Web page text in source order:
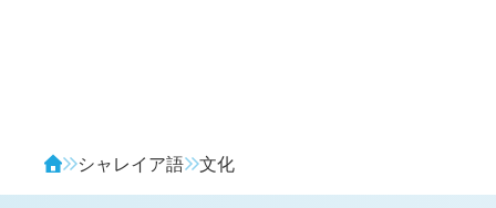
シャレイア語 文化